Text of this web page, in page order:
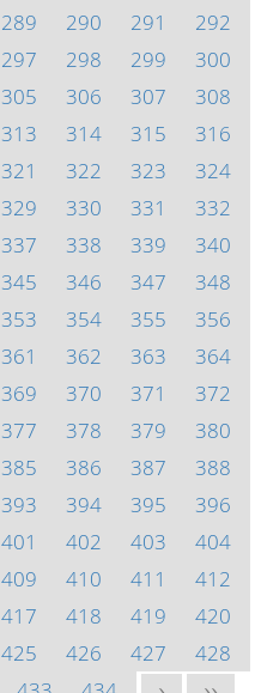
289 290 291
292
297 298 299
300
305 306 307
308
313 314 315
316
321 322 323
324
329 330 331
332
337 338 339
340
345 346 347
348
353 354 355
356
361 362 363
364
369 370 371
372
377 378 379
380
385 386 387
388
393 394 395
396
401 402 403
404
409 410 411
412
417 418 419
420
425 426 427
428